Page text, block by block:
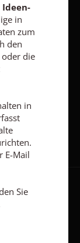
unseren
anmelden
Barrierefreiheit
Ideen-
in
zum
den
die
in
E-Mail
Sie